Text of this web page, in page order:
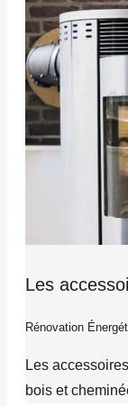
Les
Rénovation
Les
bois et